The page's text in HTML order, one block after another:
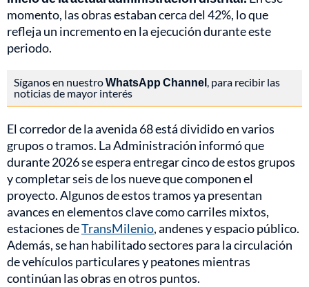
momento, las obras estaban cerca del 42%, lo que
refleja un incremento en la ejecución durante este
periodo.
Síganos en nuestroWhatsApp Channel, para recibir las
noticias de mayor interés
El corredor de la avenida 68 está dividido en varios
grupos o tramos. La Administración informó que
durante 2026 se espera entregar cinco de estos grupos
y completar seis de los nueve que componen el
proyecto. Algunos de estos tramos ya presentan
avances en elementos clave como carriles mixtos,
estaciones deTransMilenio, andenes y espacio público.
Además, se han habilitado sectores para la circulación
de vehículos particulares y peatones mientras
continúan las obras en otros puntos.